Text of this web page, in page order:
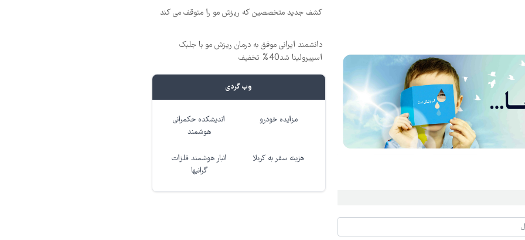
کشف جدید متخصصین که ریزش مو را متوقف می کند
دانشمند ایرانی موفق به درمان ریزش مو با جلبک
اسپیرولینا شد40% تخفیف
وب گردی
مزایده خودرو
اندیشکده حکمرانی
هوشمند
هزینه سفر به کربلا
انبار هوشمند فلزات
گرانبها